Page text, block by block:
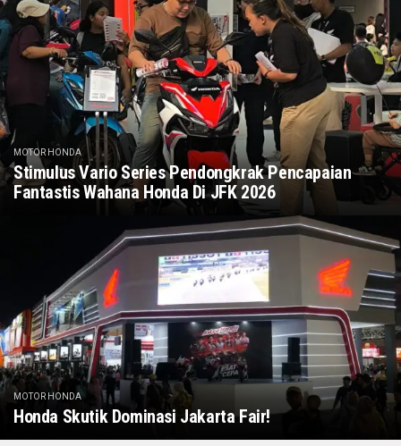
MOTOR HONDA
Stimulus Vario Series Pendongkrak Pencapaian
Fantastis Wahana Honda Di JFK 2026
MOTOR HONDA
Honda Skutik Dominasi Jakarta Fair!